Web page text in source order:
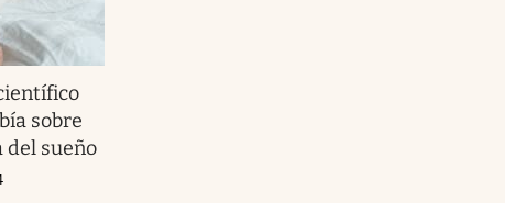
sobre
del sueño